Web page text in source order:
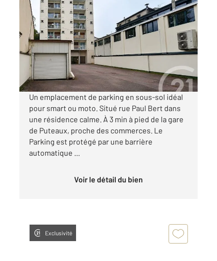
PUTEAUX 92
4 m2
Ref : 16358
Parking à louer
55 €
par mois charges comprises
Un emplacement de parking en sous-sol idéal
pour smart ou moto. Situé rue Paul Bert dans
une résidence calme. À 3 min à pied de la gare
de Puteaux, proche des commerces. Le
Parking est protégé par une barrière
automatique ...
Voir le détail du bien
Exclusivité